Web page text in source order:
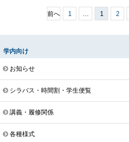
前へ 1 … 1 2
学内向け
お知らせ
シラバス・時間割・学生便覧
講義・履修関係
各種様式